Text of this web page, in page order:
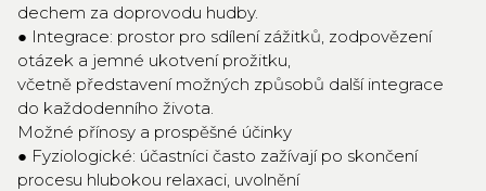
dechem za doprovodu hudby.
● Integrace: prostor pro sdílení zážitků, zodpovězení
otázek a jemné ukotvení prožitku,
včetně představení možných způsobů další integrace
do každodenního života.
Možné přínosy a prospěšné účinky
● Fyziologické: účastníci často zažívají po skončení
procesu hlubokou relaxaci, uvolnění